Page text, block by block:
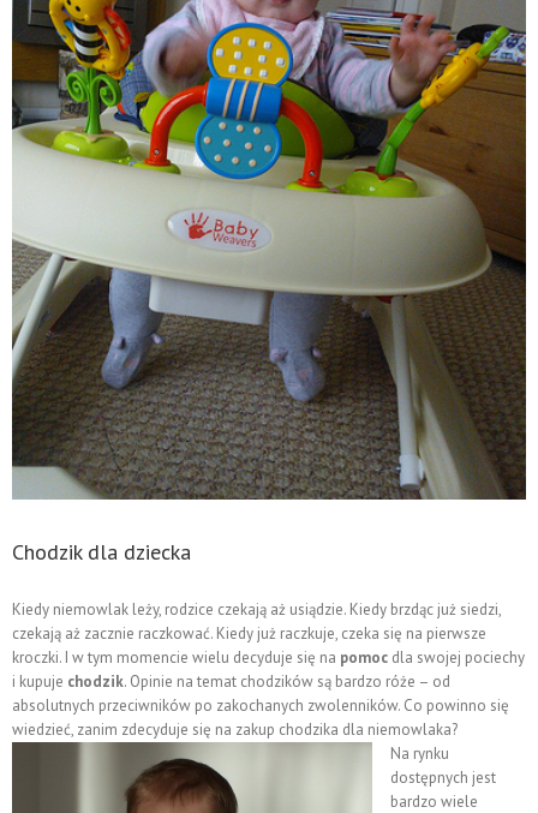
Chodzik dla dziecka
Kiedy niemowlak leży, rodzice czekają aż usiądzie. Kiedy brzdąc już siedzi,
czekają aż zacznie raczkować. Kiedy już raczkuje, czeka się na pierwsze
kroczki. I w tym momencie wielu decyduje się na pomoc dla swojej pociechy
i kupuje chodzik. Opinie na temat chodzików są bardzo róże – od
absolutnych przeciwników po zakochanych zwolenników. Co powinno się
wiedzieć, zanim zdecyduje się na zakup chodzika dla niemowlaka?
Na rynku
dostępnych jest
bardzo wiele